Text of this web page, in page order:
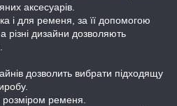
аксесуарів.
і для ременя, за її допомогою
різні дизайни дозволяють
дозволить вибрати підходящу
ременя.